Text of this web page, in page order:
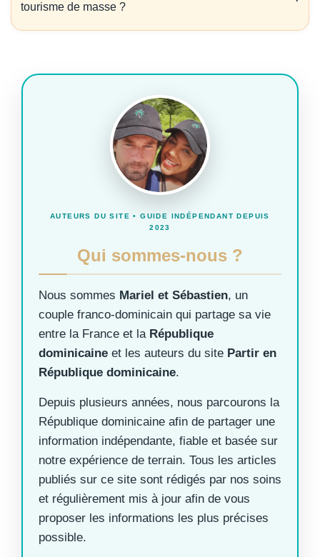
tourisme de masse ?
AUTEURS DU SITE • GUIDE INDÉPENDANT DEPUIS
2023
Qui sommes-nous ?
Nous sommes Mariel et Sébastien, un
couple franco-dominicain qui partage sa vie
entre la France et la République
dominicaine et les auteurs du site Partir en
République dominicaine.
Depuis plusieurs années, nous parcourons la
République dominicaine afin de partager une
information indépendante, fiable et basée sur
notre expérience de terrain. Tous les articles
publiés sur ce site sont rédigés par nos soins
et régulièrement mis à jour afin de vous
proposer les informations les plus précises
possible.